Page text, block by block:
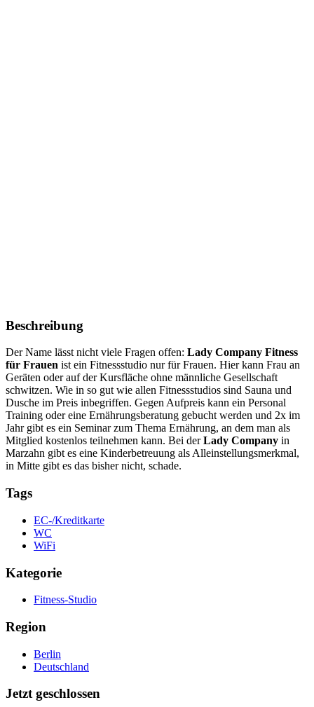
Beschreibung
Der Name lässt nicht viele Fragen offen: Lady Company Fitness
für Frauen ist ein Fitnessstudio nur für Frauen. Hier kann Frau an
Geräten oder auf der Kursfläche ohne männliche Gesellschaft
schwitzen. Wie in so gut wie allen Fitnessstudios sind Sauna und
Dusche im Preis inbegriffen. Gegen Aufpreis kann ein Personal
Training oder eine Ernährungsberatung gebucht werden und 2x im
Jahr gibt es ein Seminar zum Thema Ernährung, an dem man als
Mitglied kostenlos teilnehmen kann. Bei derLady Company in
Marzahn gibt es eine Kinderbetreuung als Alleinstellungsmerkmal,
in Mitte gibt es das bisher nicht, schade.
Tags
EC-/Kreditkarte
WC
WiFi
Kategorie
Fitness-Studio
Region
Berlin
Deutschland
Jetzt geschlossen